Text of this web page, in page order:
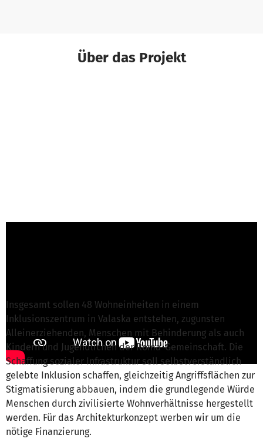
Über das Projekt
Insgesamt sollen 48 Wohneinheiten in einem
Inklusionszentrum in Valaska entstehen, zugunsten
Alleinerziehenden, Menschen mit Behinderung als auch
Kindern und Jugendlichen der Roma-Gemeinschaft. Die
Schaffung sozialer Infrastruktur soll selbstverständlich
gelebte Inklusion schaffen, gleichzeitig Angriffsflächen zur
Stigmatisierung abbauen, indem die grundlegende Würde
Menschen durch zivilisierte Wohnverhältnisse hergestellt
werden. Für das Architekturkonzept werben wir um die
nötige Finanzierung.